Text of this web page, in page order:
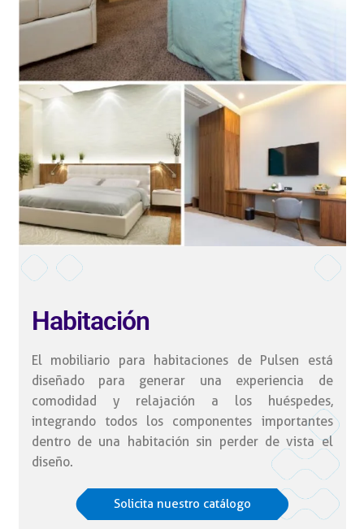
Habitación
El mobiliario para habitaciones de Pulsen está
diseñado para generar una experiencia de
comodidad y relajación a los huéspedes,
integrando todos los componentes importantes
dentro de una habitación sin perder de vista el
diseño.
Solicita nuestro catálogo